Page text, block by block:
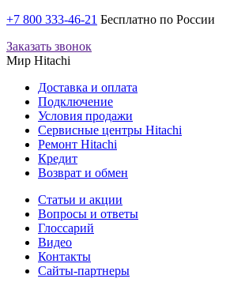
+7 800 333-46-21 Бесплатно по России
Заказать звонок
Мир Hitachi
Доставка и оплата
Подключение
Условия продажи
Сервисные центры Hitachi
Ремонт Hitachi
Кредит
Возврат и обмен
Cтатьи и акции
Вопросы и ответы
Глоссарий
Видео
Контакты
Сайты-партнеры